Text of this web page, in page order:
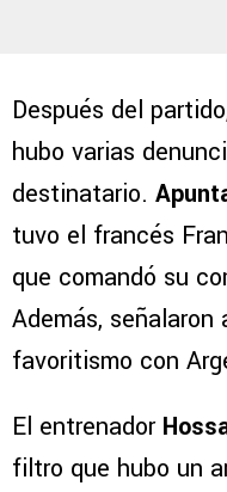
Después del
hubo varias
destinatario.
tuvo el francés
que comandó su
Además, señalaron
favoritismo con
El entrenador
filtro que hubo un